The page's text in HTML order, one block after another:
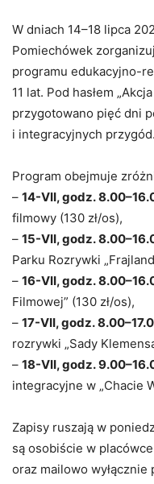
W dniach 14–18 lipca
Pomiechówek
programu edukacyjno-
11 lat. Pod hasłem
przygotowano pięć dni
i integracyjnych przygód.
Program obejmuje
– 14-VII, godz.
filmowy (130 zł/os),
– 15-VII, godz.
Parku Rozrywki
– 16-VII, godz.
Filmowej” (130 zł/os),
– 17-VII, godz.
rozrywki „Sady
– 18-VII, godz.
integracyjne w „Chacie
Zapisy ruszają w
są osobiście w
oraz mailowo wyłącznie